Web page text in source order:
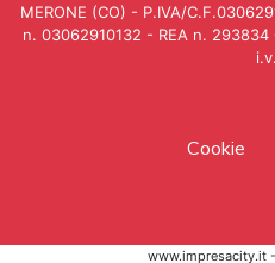
MERONE (CO) - P.IVA/
n. 03062910132 - REA n. 293834
i.v.
Cookie
www.impresacity.it